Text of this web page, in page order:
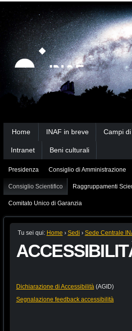
Strumenti
personali
Salta
contenuti.
|
Salta
alla
navigazione
Ricerca
avanzata…
Home INAF in breve Campi
Intranet Beni culturali
Presidenza Consiglio di Amministrazione
Consiglio Scientifico Raggruppamenti
Comitato Unico di Garanzia
Tu sei qui: Home › Sedi › Sede Centrale
Dichiarazione di Accessibilità (AGID)
Segnalazione feedback accessibilità